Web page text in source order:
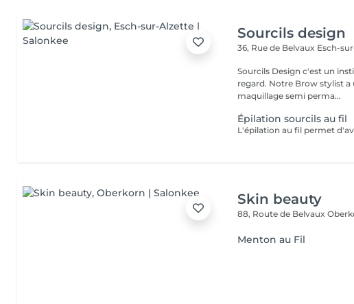
Sourcils design
36, Rue de Belvaux Esch-
Sourcils Design c'est un
regard. Notre Brow stylist a
maquillage semi perma...
Épilation sourcils au fil
Skin beauty
88, Route de Belvaux
Menton au Fil